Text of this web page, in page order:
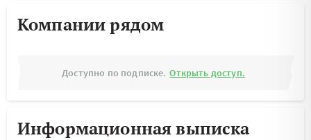
Компании рядом
Доступно по подписке. Открыть доступ.
Информационная выписка